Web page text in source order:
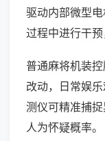
驱动内部微型
过程中进行干预
普通麻将机装
改动，日常娱
测仪可精准捕
人为怀疑概率。